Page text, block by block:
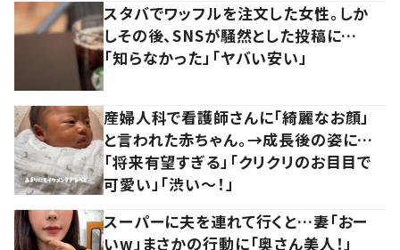
スタバでワッフルを注文した女性。しか
しその後、SNSが騒然とした投稿に…
「知らなかった」「ヤバい安い」
産婦人科で看護師さんに「綺麗なお顔」
と言われた赤ちゃん。→成長後の姿に…
「将来有望すぎる」「クリクリのお目目で
可愛い」「渋い～！」
スーパーに夫を連れて行くと…妻「おー
いw」まさかの行動に「奥さん美人！」